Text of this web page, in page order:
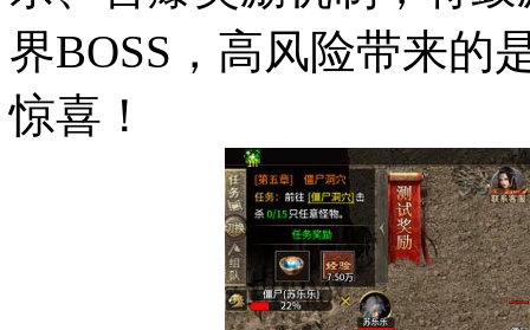
界BOSS，高风险带来的
惊喜！